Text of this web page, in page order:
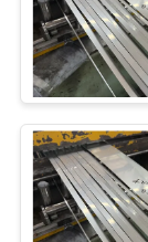
PRIVACY
POLICY